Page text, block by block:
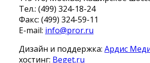
Тел.: (499) 324-18-24
Факс: (499) 324-59-11
E-mail: info@pror.ru
Дизайн и поддержка: Ардис
хостинг: Beget.ru